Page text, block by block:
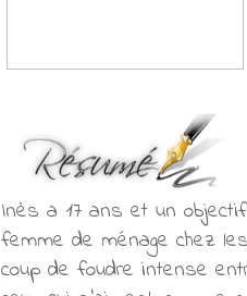
Inès a 17 ans et un
femme de ménage chez
coup de foudre intense